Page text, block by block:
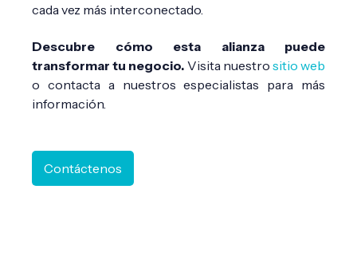
cada vez más interconectado.
Descubre cómo esta alianza puede
transformar tu negocio. Visita nuestro sitio web
o contacta a nuestros especialistas para más
información.
Contáctenos